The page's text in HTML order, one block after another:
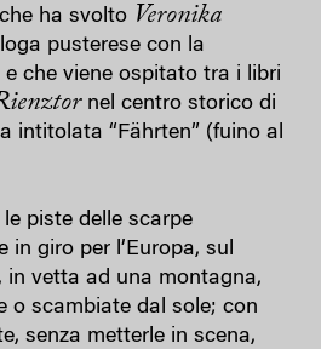
ha svolto Veronika
pusterese con la
e che viene ospitato tra i libri
nel centro storico di
intitolata “Fährten” (fuino al
piste delle scarpe
in giro per l’Europa, sul
in vetta ad una montagna,
o scambiate dal sole; con
senza metterle in scena,